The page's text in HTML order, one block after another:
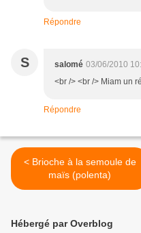
Répondre
S salomé 03/06/2010
<br /> <br /> Miam un
Répondre
< Brioche à la semoule de
maïs (polenta)
Hébergé par Overblog